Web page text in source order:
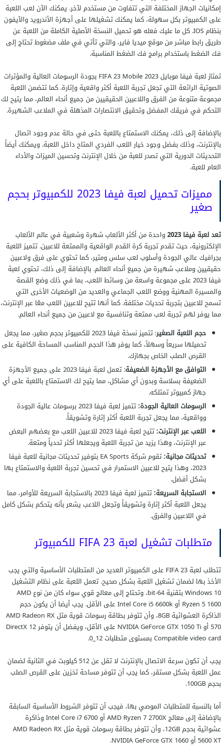
إمكانيات الجهاز المختلفة التي تتفاوت من مستخدم لآخر. يمكنك الآن لعب اللعبة
على الكمبيوتر بكل سهولة، كما يمكنك تشغيلها على أجهزة الأندرويد والآيفون
بنظام IOS. كل ما عليك فعله هو تحميل النسخة الأصلية الكاملة من اللعبة عن
طريق رابط مباشر من موقع ميديا فاير، والتي تأتي في ملف مضغوط تحتاج إلى
فك الضغط باستخدام برامج فك الضغط المناسبة.
تمتاز لعبة فيفا موبايل 2023 FIFA 23 Mobile بجودة الرسومات العالية والمؤثرات
الصوتية الرائعة التي تجعل تجربة اللعبة أكثر واقعية وإثارة. كما تتضمن اللعبة
مجموعة متنوعة من الفرق واللاعبين الحقيقيين من جميع أنحاء العالم، مما يتيح لك
التحكم في فريقك المفضل وتحقيق الانتصارات المذهلة في الملاعب الشهيرة.
بالإضافة إلى ذلك، يمكنك الاستمتاع باللعبة حتى في حالة عدم وجود اتصال
بالإنترنت، وذلك بفضل وجود خيار اللعب الفردي المتاح داخل اللعبة. ويمكنك أيضاً
التحديثات الدورية التي تصدر للعبة من خلال الإنترنت وتحسين الميزات والأداء
العام للعبة.
مميزات تحميل لعبة فيفا 2023 للكمبيوتر بحجم
صغير
تعدلعبة فيفا 2023
واحدة من أكثر الألعاب شهرة وشعبية في عالم الألعاب
الإلكترونية، حيث تقدم تجربة كرة القدم الواقعية والممتعة للاعبين. تتميز اللعبة
بجرافيك عالي الجودة وأسلوب لعب سلس ومثير، كما تحتوي على فرق ولاعبين
حقيقيين وملاعب شهيرة من جميع أنحاء العالم. بالإضافة إلى ذلك، تحتوي لعبة
فيفا 2023 على مجموعة واسعة من وسائط اللعب، بما في ذلك وضع القصة
والمسيرة المهنية ووضع اللعب الجماعي والعديد من الوضعيات الأخرى التي
تسمح للاعبين بتجربة تحديات مختلفة. كما أنها تتيح للاعبين اللعب معًا عبر الإنترنت،
مما يوفر لهم تجربة لعب ممتعة وتنافسية مع لاعبين من جميع أنحاء العالم.
حجم اللعبة الصغير
: تتميز نسخة فيفا 2023 للكمبيوتر بحجم صغير، مما يجعل
تحميلها سريعاً وسهلاً، كما يوفر هذا الحجم المناسب المساحة الكافية على
القرص الصلب الخاص بجهازك.
التوافق مع الأجهزة الضعيفة
: تعمل لعبة فيفا 2023 على جميع الأجهزة
الضعيفة بسلاسة وبدون أي مشاكل، مما يتيح لك الاستمتاع باللعبة على أي
جهاز كمبيوتر تمتلكه.
الرسومات العالية الجودة:
تتميز لعبة فيفا 2023 برسومات عالية الجودة
وواقعية، مما يجعل تجربة اللعبة أكثر إثارة وتشويقاً.
اللعب عبر الإنترنت:
تتيح لعبة فيفا 2023 للاعبين اللعب مع بعضهم البعض
عبر الإنترنت، وهذا يزيد من تجربة اللعبة ويجعلها أكثر تحدياً ومتعة.
تحديثات مجانية:
تقوم شركة EA Sports بتوفير تحديثات مجانية للعبة فيفا
2023، وهذا يتيح للاعبين الاستمرار في تحسين تجربة اللعبة والاستمتاع بها
بشكل أفضل.
الاستجابة السريعة:
تتميز لعبة فيفا 2023 بالاستجابة السريعة للأوامر، مما
يجعل اللعبة أكثر إثارة وتشويقاً وتجعل اللاعب يشعر بأنه يتحكم بشكل كامل
في اللاعبين والفرق.
متطلبات تشغيل لعبة FIFA 23 للكمبيوتر
تتطلب لعبة FIFA 23 على الكمبيوتر العديد من المتطلبات الأساسية والتي يجب
الأخذ بها لضمان تشغيل اللعبة بشكل صحيح. تعمل اللعبة على نظام التشغيل
Windows 10 بتقنية 64-bit، وتحتاج إلى معالج قوي سواء كان من نوع AMD
Ryzen 5 1600 أو Intel Core i5 6600k على الأقل. يجب أيضا أن يكون حجم
الذاكرة العشوائية 8GB، وأن تتوفر بطاقة رسومات قوية مثل AMD Radeon RX
570 أو NVIDIA GeForce GTX 1050 Ti على الأقل، ويفضل أن يتوفر DirectX 12
Compatible video card بمستوى متطلبات 12_0.
يجب أن تكون سرعة الاتصال بالإنترنت لا تقل عن 512 كيلوبت في الثانية لضمان
عمل اللعبة بشكل مستقر، كما يجب أن تتوفر مساحة تخزين على القرص الصلب
بحجم 100GB.
أما بالنسبة للمتطلبات الموصي بها، فيجب أن تتوفر الشروط الأساسية السابقة
بالإضافة إلى معالج AMD Ryzen 7 2700X أو Intel Core i7 6700 وذاكرة
عشوائية بحجم 12GB، وأن تتوفر بطاقة رسومات قوية مثل AMD Radeon RX
5600 XT أو NVIDIA GeForce GTX 1660.